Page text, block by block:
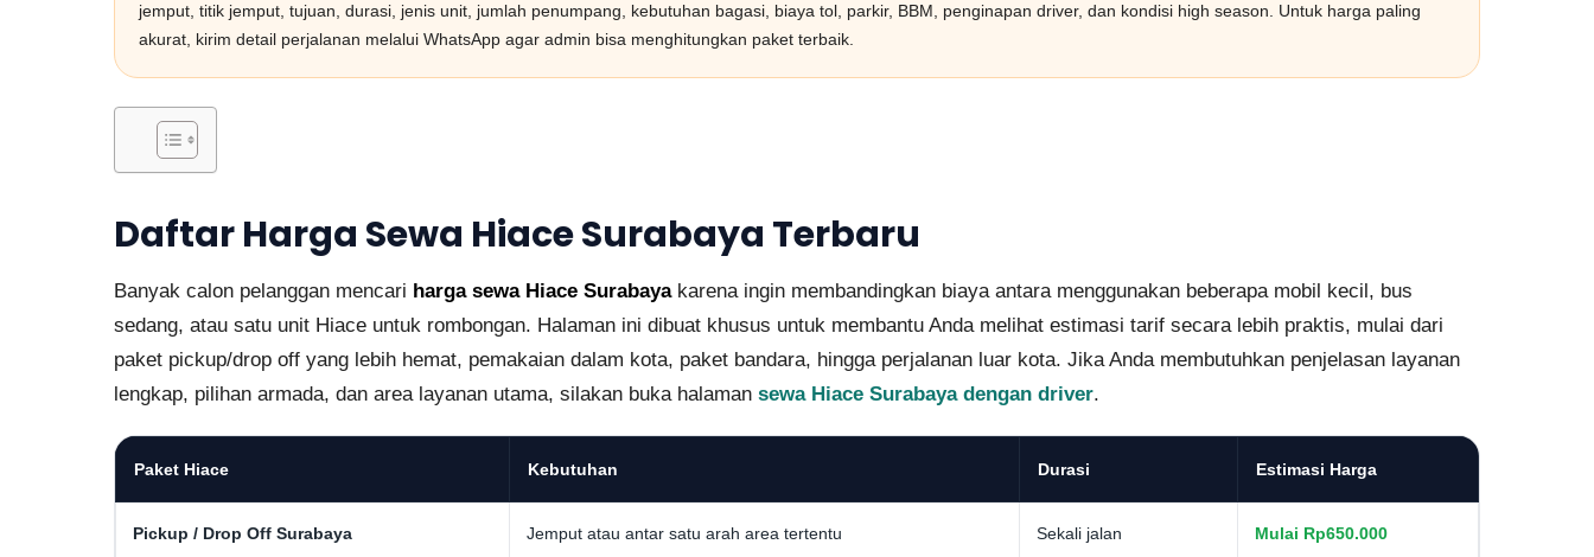
jemput, titik jemput, tujuan, durasi, jenis unit, jumlah penumpang, kebutuhan bagasi, biaya tol, parkir, BBM, penginapan driver, dan kondisi high season. Untuk harga paling
akurat, kirim detail perjalanan melalui WhatsApp agar admin bisa menghitungkan paket terbaik.
Daftar Harga Sewa Hiace Surabaya Terbaru
Banyak calon pelanggan mencari harga sewa Hiace Surabayakarena ingin membandingkan biaya antara menggunakan beberapa mobil kecil, bus
sedang, atau satu unit Hiace untuk rombongan. Halaman ini dibuat khusus untuk membantu Anda melihat estimasi tarif secara lebih praktis, mulai dari
paket pickup/drop off yang lebih hemat, pemakaian dalam kota, paket bandara, hingga perjalanan luar kota. Jika Anda membutuhkan penjelasan layanan
lengkap, pilihan armada, dan area layanan utama, silakan buka halaman sewa Hiace Surabaya dengan driver.
Paket Hiace Kebutuhan Durasi Estimasi Harga
Pickup / Drop Off Surabaya Jemput atau antar satu arah area tertentu Sekali jalan Mulai Rp650.000